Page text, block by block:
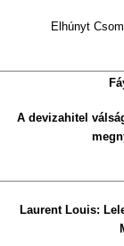
Elhúnyt
A devizahitel
Laurent Louis: